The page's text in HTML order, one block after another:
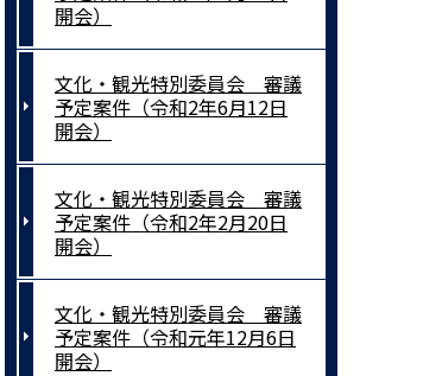
開会）
文化・観光特別委員会 審議
予定案件（令和2年6月12日
開会）
文化・観光特別委員会 審議
予定案件（令和2年2月20日
開会）
文化・観光特別委員会 審議
予定案件（令和元年12月6日
開会）